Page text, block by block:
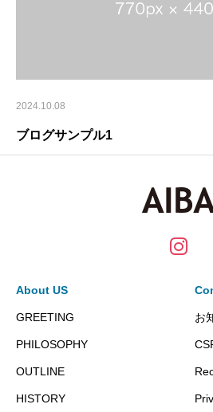
2024.10.08
ブログサンプル1
About US
GREETING
PHILOSOPHY
OUTLINE
HISTORY
お